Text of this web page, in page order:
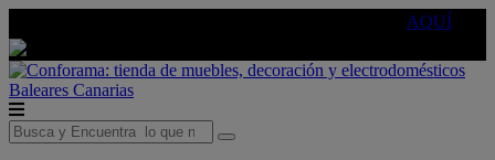
AQUÍ
Baleares Canarias